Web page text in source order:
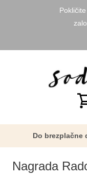
Do brezplačne
Nagrada